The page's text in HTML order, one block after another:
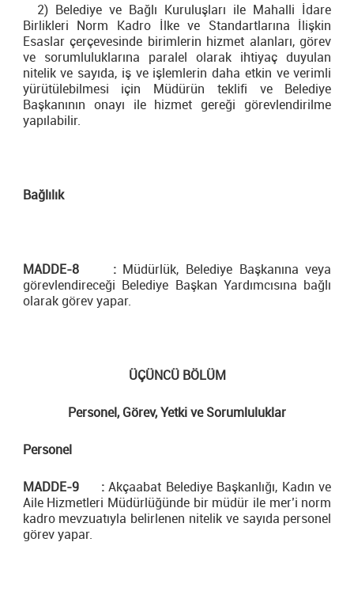
2) Belediye ve Bağlı Kuruluşları ile Mahalli İdare
Birlikleri Norm Kadro İlke ve Standartlarına İlişkin
Esaslar çerçevesinde birimlerin hizmet alanları, görev
ve sorumluluklarına paralel olarak ihtiyaç duyulan
nitelik ve sayıda, iş ve işlemlerin daha etkin ve verimli
yürütülebilmesi için Müdürün teklifi ve Belediye
Başkanının onayı ile hizmet gereği görevlendirilme
yapılabilir.
Bağlılık
MADDE-8 : Müdürlük, Belediye Başkanına veya
görevlendireceği Belediye Başkan Yardımcısına bağlı
olarak görev yapar.
ÜÇÜNCÜ BÖLÜM
Personel, Görev, Yetki ve Sorumluluklar
Personel
MADDE-9 :Akçaabat Belediye Başkanlığı, Kadın ve
Aile Hizmetleri Müdürlüğünde bir müdür ile mer’i norm
kadro mevzuatıyla belirlenen nitelik ve sayıda personel
görev yapar.